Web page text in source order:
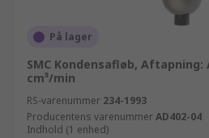
På lager
SMC Kondensafløb,
cm³/min
RS-varenummer 234-1993
Producentens varenummerAD402-04
Indhold (1 enhed)